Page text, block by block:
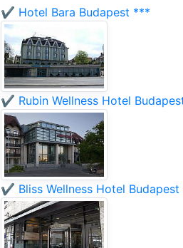
✔️ Hotel Bara Budapest ***
✔️ Rubin Wellness Hotel
✔️ Bliss Wellness Hotel